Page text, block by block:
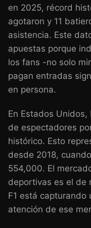
en 2025, récord
agotaron y 11
asistencia. Este
apuestas porque
los fans -no solo
pagan entradas
en persona.
En Estados Unidos,
de espectadores
histórico. Esto
desde 2018,
554,000. El
deportivas es el de
F1 está capturando
atención de ese